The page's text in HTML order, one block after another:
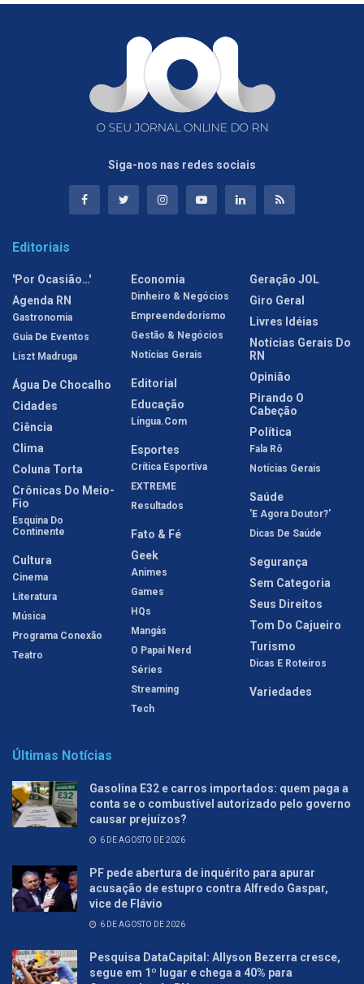
Siga-nos nas redes sociais
Editoriais
'Por Ocasião…'
Agenda RN
Gastronomia
Guia De Eventos
Liszt Madruga
Água De Chocalho
Cidades
Ciência
Clima
Coluna Torta
Crônicas Do Meio-
Fio
Esquina Do
Continente
Cultura
Cinema
Literatura
Música
Programa Conexão
Teatro
Economia
Dinheiro & Negócios
Empreendedorismo
Gestão & Negócios
Notícias Gerais
Editorial
Educação
Língua.com
Esportes
Crítica Esportiva
EXTREME
Resultados
Fato & Fé
Geek
Animes
Games
HQs
Mangás
O Papai Nerd
Séries
Streaming
Tech
Geração JOL
Giro Geral
Livres Idéias
Notícias Gerais Do
RN
Opinião
Pirando O
Cabeção
Política
Fala Rô
Notícias Gerais
Saúde
'E Agora Doutor?'
Dicas De Saúde
Segurança
Sem Categoria
Seus Direitos
Tom Do Cajueiro
Turismo
Dicas E Roteiros
Variedades
Últimas Notícias
Gasolina E32 e carros importados: quem paga a
conta se o combustível autorizado pelo governo
causar prejuízos?
6 DE AGOSTO DE 2026
PF pede abertura de inquérito para apurar
acusação de estupro contra Alfredo Gaspar,
vice de Flávio
6 DE AGOSTO DE 2026
Pesquisa DataCapital: Allyson Bezerra cresce,
segue em 1º lugar e chega a 40% para